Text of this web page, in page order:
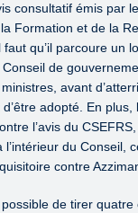
consultatif émis par
Formation et de la
qu’il parcoure un
de
avant
adopté. En plus,
l’avis du
du Conseil,
contre
de tirer quatre